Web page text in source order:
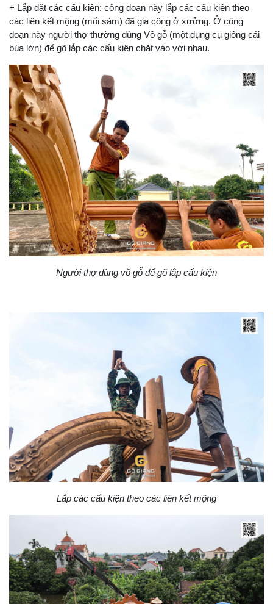
+ Lắp đặt các cấu kiện: công đoạn này lắp các cấu kiện theo
các liên kết mộng (mối sàm) đã gia công ở xưởng. Ở công
đoạn này người thợ thường dùng Vồ gỗ (một dụng cụ giống cái
búa lớn) để gõ lắp các cấu kiện chặt vào với nhau.
Người thợ dùng vồ gỗ để gõ lắp cấu kiện
Lắp các cấu kiện theo các liên kết mộng